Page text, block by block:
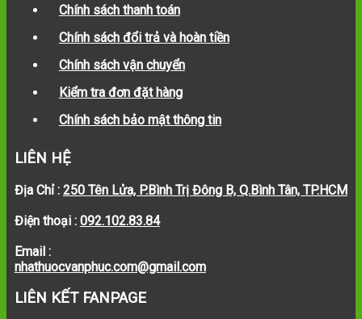
Chính sách thanh toán
Chính sách đổi trả và hoàn tiền
Chính sách vận chuyển
Kiểm tra đơn đặt hàng
Chính sách bảo mật thông tin
LIÊN HỆ
Địa Chỉ : 250 Tên Lửa, P.Bình Trị Đông B, Q.Bình Tân, TP.HCM
Điện thoại : 092.102.83.84
Email :
nhathuocvanphuc.com@gmail.com
LIÊN KẾT FANPAGE